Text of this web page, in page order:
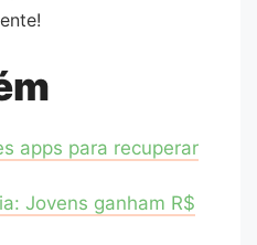
apps para recuperar
Jovens ganham R$